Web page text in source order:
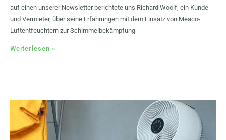
auf einen unserer Newsletter berichtete uns Richard Woolf, ein Kunde
und Vermieter, über seine Erfahrungen mit dem Einsatz von Meaco-
Luftentfeuchtern zur Schimmelbekämpfung
Weiterlesen »